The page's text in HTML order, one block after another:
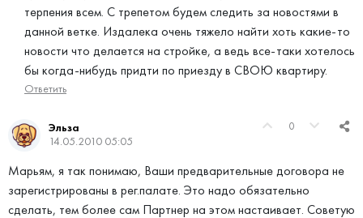
терпения всем. С трепетом будем следить за новостями в
данной ветке. Издалека очень тяжело найти хоть какие-то
новости что делается на стройке, а ведь все-таки хотелось
бы когда-нибудь придти по приезду в СВОЮ квартиру.
Ответить
0
Эльза
14.05.2010 05:05
Марьям, я так понимаю, Ваши предварительные договора не
зарегистрированы в рег.палате. Это надо обязательно
сделать, тем более сам Партнер на этом настаивает. Советую